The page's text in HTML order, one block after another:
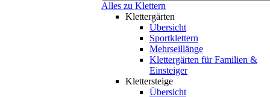
Alles zu Klettern
Klettergärten
Übersicht
Sportklettern
Mehrseillänge
Klettergärten für Familien &
Einsteiger
Klettersteige
Übersicht